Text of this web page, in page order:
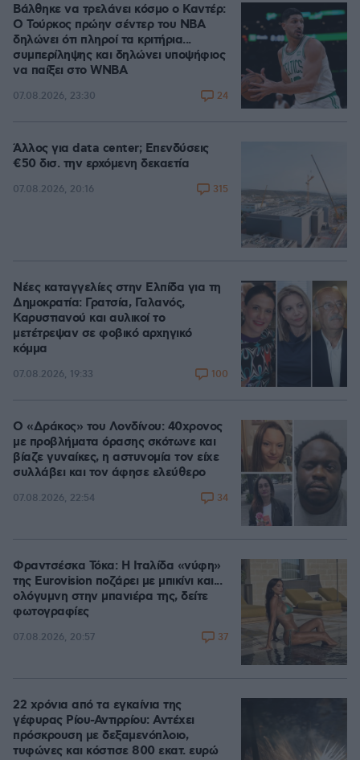
Βάλθηκε να τρελάνει κόσμο ο Καντέρ:
Ο Τούρκος πρώην σέντερ του NBA
δηλώνει ότι πληροί τα κριτήρια...
συμπερίληψης και δηλώνει υποψήφιος
να παίξει στο WNBA
07.08.2026, 23:30 24
Άλλος για data center; Επενδύσεις
€50 δισ. την ερχόμενη δεκαετία
07.08.2026, 20:16 315
Νέες καταγγελίες στην Ελπίδα για τη
Δημοκρατία: Γρατσία, Γαλανός,
Καρυστιανού και αυλικοί το
μετέτρεψαν σε φοβικό αρχηγικό
κόμμα
07.08.2026, 19:33 100
Ο «Δράκος» του Λονδίνου: 40χρονος
με προβλήματα όρασης σκότωνε και
βίαζε γυναίκες, η αστυνομία τον είχε
συλλάβει και τον άφησε ελεύθερο
07.08.2026, 22:54 34
Φραντσέσκα Τόκα: Η Ιταλίδα «νύφη»
της Eurovision ποζάρει με μπικίνι και...
ολόγυμνη στην μπανιέρα της, δείτε
φωτογραφίες
07.08.2026, 20:57 37
22 χρόνια από τα εγκαίνια της
γέφυρας Ρίου-Αντιρρίου: Αντέχει
πρόσκρουση με δεξαμενόπλοιο,
τυφώνες και κόστισε 800 εκατ. ευρώ